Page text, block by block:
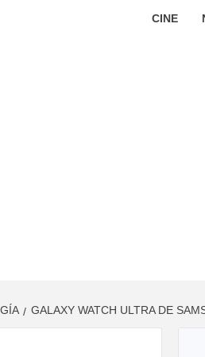
CINE
GALAXY WATCH ULTRA DE